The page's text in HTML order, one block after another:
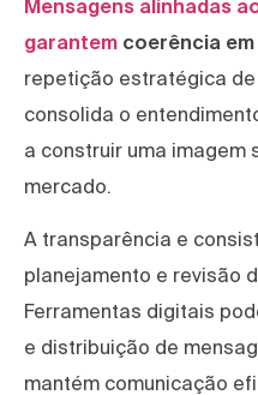
Mensagens alinhadas
garantem coerência
repetição estratégica
consolida o
a construir uma imagem
mercado.
A transparência e
planejamento e revisão
Ferramentas digitais
e distribuição de
mantém comunicação